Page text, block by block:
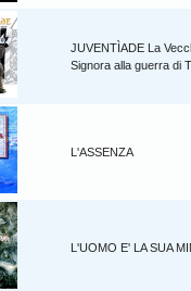
JUVENTÌADE La
Signora alla guerra di
L'ASSENZA
L'UOMO E' LA SUA